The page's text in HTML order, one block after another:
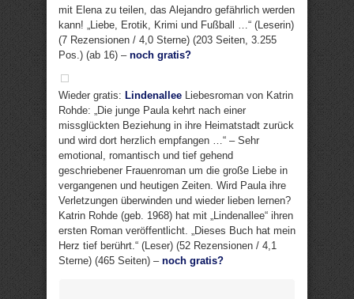
mit Elena zu teilen, das Alejandro gefährlich werden
kann! „Liebe, Erotik, Krimi und Fußball …“ (Leserin)
(7 Rezensionen / 4,0 Sterne) (203 Seiten, 3.255
Pos.) (ab 16) – noch gratis?
Wieder gratis: Lindenallee Liebesroman von Katrin
Rohde: „Die junge Paula kehrt nach einer
missglückten Beziehung in ihre Heimatstadt zurück
und wird dort herzlich empfangen …“ – Sehr
emotional, romantisch und tief gehend
geschriebener Frauenroman um die große Liebe in
vergangenen und heutigen Zeiten. Wird Paula ihre
Verletzungen überwinden und wieder lieben lernen?
Katrin Rohde (geb. 1968) hat mit „Lindenallee“ ihren
ersten Roman veröffentlicht. „Dieses Buch hat mein
Herz tief berührt.“ (Leser) (52 Rezensionen / 4,1
Sterne) (465 Seiten) – noch gratis?